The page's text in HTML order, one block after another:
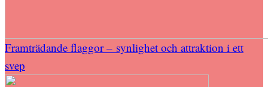
Framträdande flaggor – synlighet och attraktion i ett
svep